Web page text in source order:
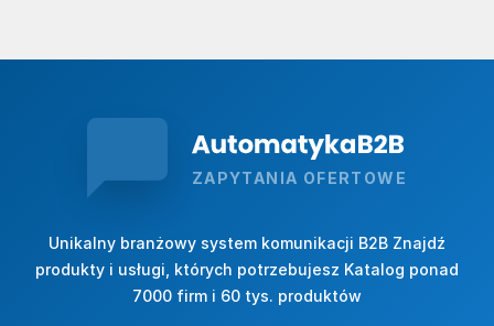
ZAPYTANIA OFERTOWE
Unikalny branżowy system komunikacji B2B Znajdź
produkty i usługi, których potrzebujesz Katalog ponad
7000 firm i 60 tys. produktów